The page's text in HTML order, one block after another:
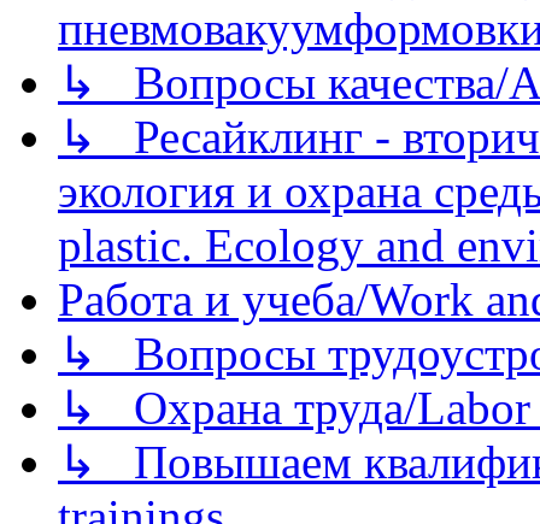
↳ Вопросы качества/
↳ Ресайклинг -
экология и охрана
plastic. Ecology and
Работа и учеба/Work
↳ Вопросы
↳ Охрана труда/Labor
↳ Повышаем